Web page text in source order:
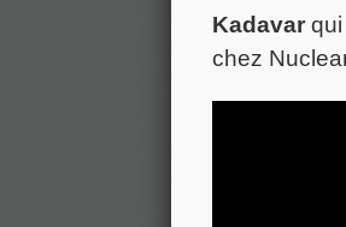
Kadavar
chez